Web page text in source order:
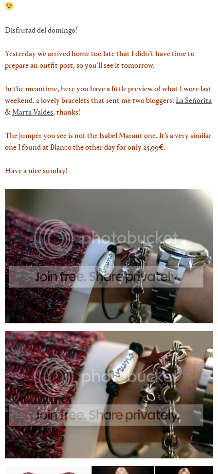
Disfrutad del domingo!
Yesterday we arrived home too late that I didn’t have time to
prepare an outfit post, so you’ll see it tomorrow.
In the meantime, here you have a little preview of what I wore last
weekend. 2 lovely bracelets that sent me two bloggers: La Señorita
&Marta Valdes, thanks!
The jumper you see is not the Isabel Marant one. It’s a very similar
one I found at Blanco the other day for only 25,99€.
Have a nice sunday!